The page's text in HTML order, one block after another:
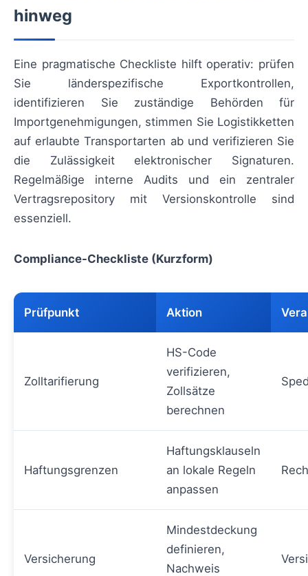
hinweg
Eine pragmatische Checkliste hilft operativ: prüfen
Sie länderspezifische Exportkontrollen,
identifizieren Sie zuständige Behörden für
Importgenehmigungen, stimmen Sie Logistikketten
auf erlaubte Transportarten ab und verifizieren Sie
die Zulässigkeit elektronischer Signaturen.
Regelmäßige interne Audits und ein zentraler
Vertragsrepository mit Versionskontrolle sind
essenziell.
Compliance-Checkliste (Kurzform)
Prüfpunkt Aktion
Zolltarifierung
HS-Code
verifizieren,
Zollsätze
berechnen
Haftungsgrenzen
Haftungsklauseln
an lokale Regeln
anpassen
Versicherung
Mindestdeckung
definieren,
Nachweis